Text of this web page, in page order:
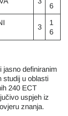
6
3
1
6
jasno definiranim
studij u oblasti
240 ECT
uspjeh iz
znanja.